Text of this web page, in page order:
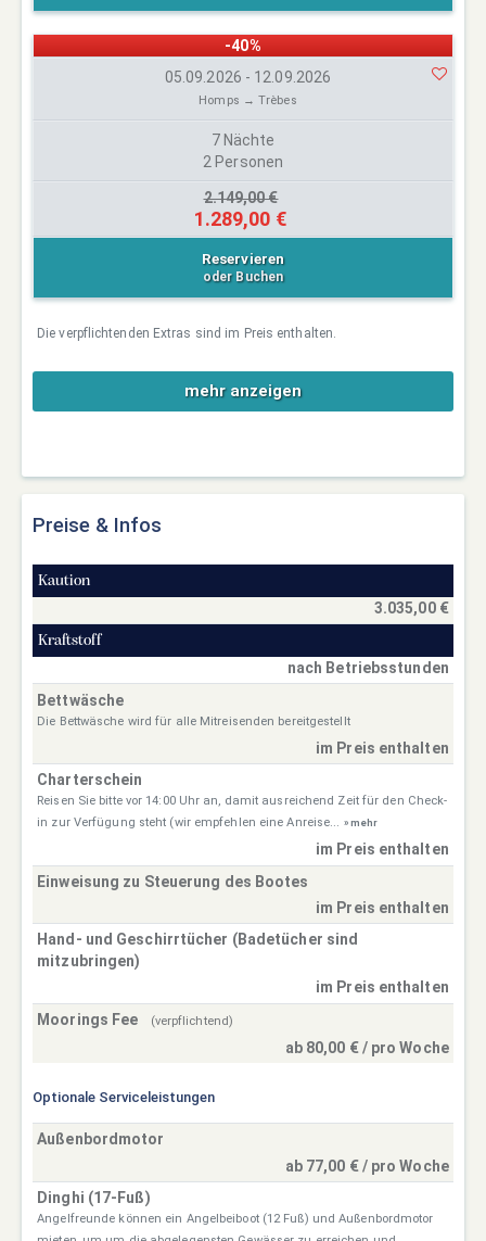
-40%
05.09.2026 - 12.09.2026
Homps → Trèbes
7 Nächte
2 Personen
2.149,00 €
1.289,00 €
Reservieren
oder Buchen
Die verpflichtenden Extras sind im Preis enthalten.
mehr anzeigen
Preise & Infos
Kaution
3.035,00 €
Kraftstoff
nach Betriebsstunden
Bettwäsche
Die Bettwäsche wird für alle Mitreisenden bereitgestellt
im Preis enthalten
Charterschein
Reisen Sie bitte vor 14:00 Uhr an, damit ausreichend Zeit für den Check-
in zur Verfügung steht (wir empfehlen eine Anreise... » mehr
im Preis enthalten
Einweisung zu Steuerung des Bootes
im Preis enthalten
Hand- und Geschirrtücher (Badetücher sind
mitzubringen)
im Preis enthalten
Moorings Fee
(verpflichtend)
ab 80,00 € / pro Woche
Optionale Serviceleistungen
Außenbordmotor
ab 77,00 € / pro Woche
Dinghi (17-Fuß)
Angelfreunde können ein Angelbeiboot (12 Fuß) und Außenbordmotor